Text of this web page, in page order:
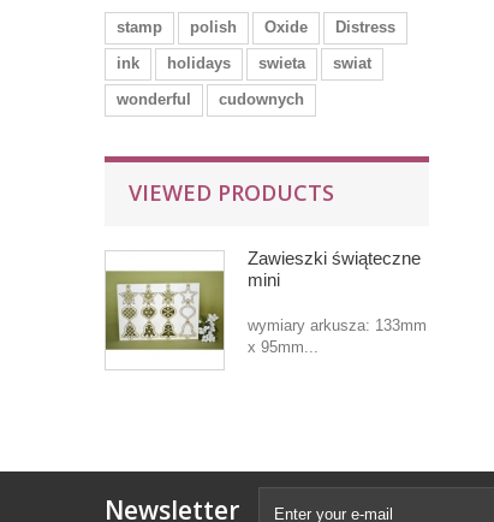
stamp polish Oxide
Distress
ink
holidays swieta
swiat
wonderful
cudownych
VIEWED PRODUCTS
Zawieszki świąteczne
mini
wymiary arkusza: 133mm
x 95mm...
Newsletter